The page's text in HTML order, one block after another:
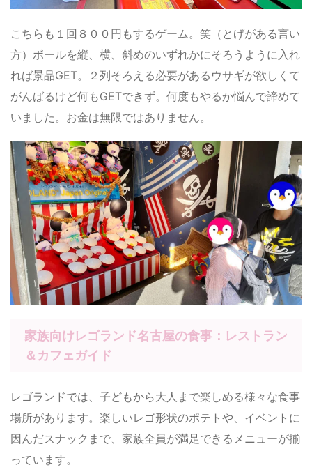
こちらも１回８００円もするゲーム。笑（とげがある言い
方）ボールを縦、横、斜めのいずれかにそろうように入れ
れば景品GET。２列そろえる必要があるウサギが欲しくて
がんばるけど何もGETできず。何度もやるか悩んで諦めて
いました。お金は無限ではありません。
家族向けレゴランド名古屋の食事：レストラン
＆カフェガイド
レゴランドでは、子どもから大人まで楽しめる様々な食事
場所があります。楽しいレゴ形状のポテトや、イベントに
因んだスナックまで、家族全員が満足できるメニューが揃
っています。